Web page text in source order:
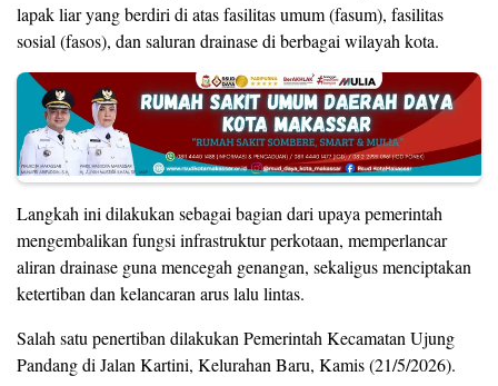
lapak liar yang berdiri di atas fasilitas umum (fasum), fasilitas
sosial (fasos), dan saluran drainase di berbagai wilayah kota.
Langkah ini dilakukan sebagai bagian dari upaya pemerintah
mengembalikan fungsi infrastruktur perkotaan, memperlancar
aliran drainase guna mencegah genangan, sekaligus menciptakan
ketertiban dan kelancaran arus lalu lintas.
Salah satu penertiban dilakukan Pemerintah Kecamatan Ujung
Pandang di Jalan Kartini, Kelurahan Baru, Kamis (21/5/2026).